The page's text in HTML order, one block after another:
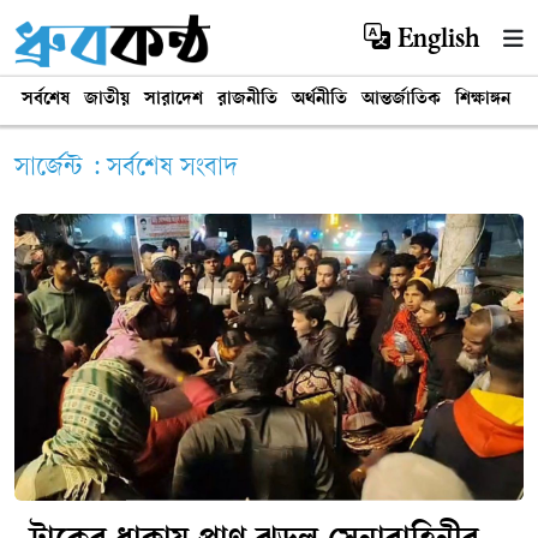
English
সর্বশেষ জাতীয় সারাদেশ রাজনীতি অর্থনীতি আন্তর্জাতিক শিক্ষাঙ্গন
সার্জেন্ট : সর্বশেষ সংবাদ